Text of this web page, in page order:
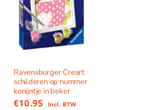
Ravensburger Creart
schilderen op nummer
konijntje in beker
€10.95 Incl. BTW